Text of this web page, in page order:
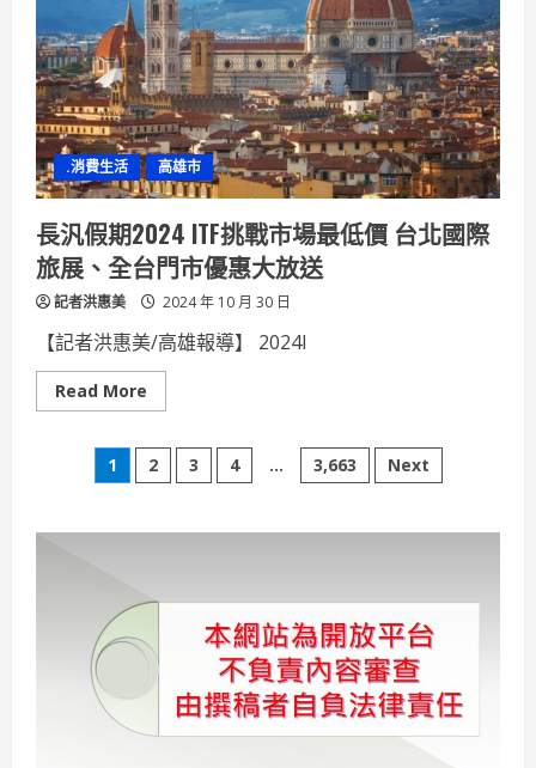
術
聯
展
深
情
刻
畫
台
灣
自
然
景
觀
與
文
化
之
美
.消費生活 高雄市
長汎假期2024 ITF挑戰市場最低價 台北國際
旅展、全台門市優惠大放送
記者洪惠美 2024 年 10 月 30 日
【記者洪惠美/高雄報導】 2024I
Read More
more
汎
假
期
挑
最
價
台
北
展、
文
章
頁
1 2 3 4 ... 3,663 Next